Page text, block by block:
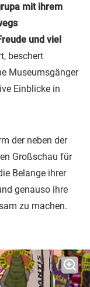
mit ihrem
und viel
beschert
Museumsgänger
Einblicke in
der neben der
Großschau für
Belange ihrer
genauso ihre
zu machen.